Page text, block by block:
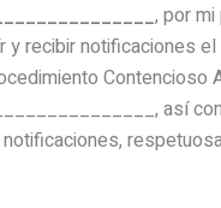
, por
y recibir notificaciones
Contencioso
así